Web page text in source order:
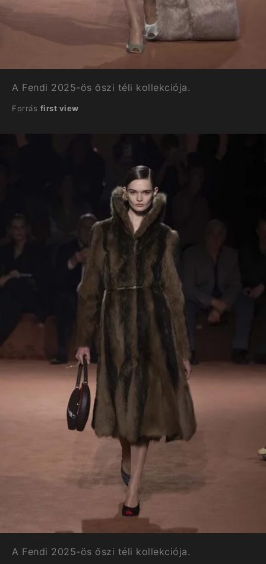
A Fendi 2025-ös őszi téli kollekciója.
Forrás first view
A Fendi 2025-ös őszi téli kollekciója.